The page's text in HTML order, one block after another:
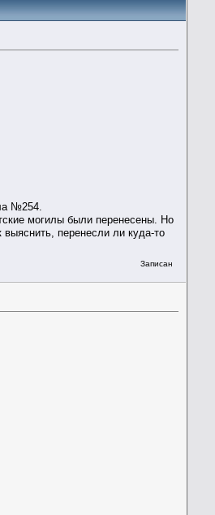
№254.
могилы были перенесены. Но
перенесли ли куда-то
Записан